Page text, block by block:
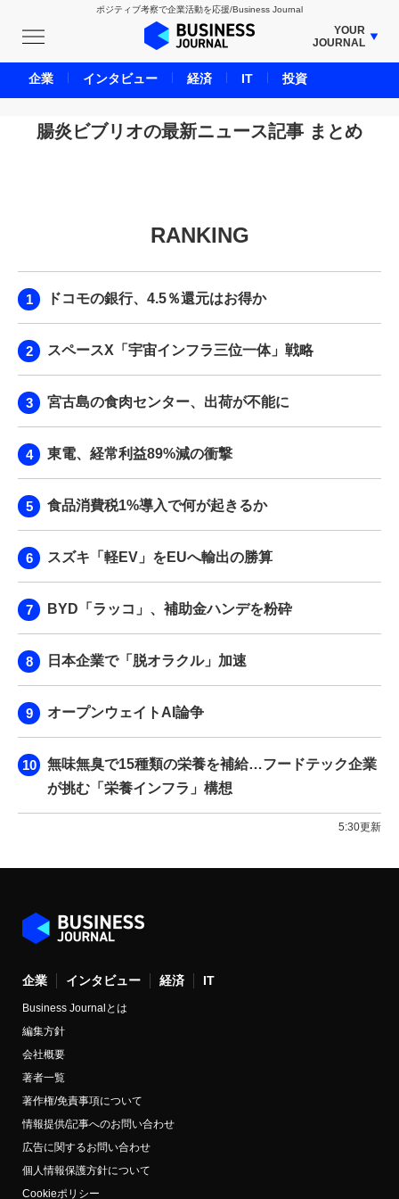
ポジティブ考察で企業活動を応援/Business Journal
YOUR
JOURNAL
BUSINESS JOURNAL
UNICORN JOURNAL
CARBON CREDITS JOURNAL
LIFE ENDING JOURNAL
BPaaS JOURNAL
腸炎ビブリオの最新ニュース記事 まとめ
RANKING
ドコモの銀行、4.5％還元はお得か
スペースX「宇宙インフラ三位一体」戦略
宮古島の食肉センター、出荷が不能に
東電、経常利益89%減の衝撃
食品消費税1%導入で何が起きるか
スズキ「軽EV」をEUへ輸出の勝算
BYD「ラッコ」、補助金ハンデを粉砕
日本企業で「脱オラクル」加速
オープンウェイトAI論争
無味無臭で15種類の栄養を補給…フードテック企業
が挑む「栄養インフラ」構想
5:30更新
企業 インタビュー 経済 IT
Business Journalとは
編集方針
会社概要
著者一覧
著作権/免責事項について
情報提供/記事へのお問い合わせ
広告に関するお問い合わせ
個人情報保護方針について
Cookieポリシー
企業 インタビュー 経済 IT 投資